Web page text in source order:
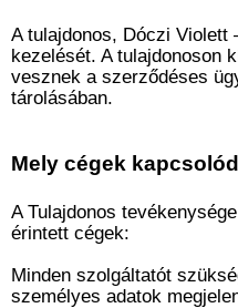
A tulajdonos, Dóczi Violett
kezelését. A tulajdonoson
vesznek a szerződéses
tárolásában.
Mely cégek
A Tulajdonos
érintett cégek:
Minden szolgáltatót
személyes adatok